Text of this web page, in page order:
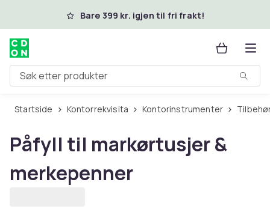
Hopp til hovedinnholdBare 399 kr. igjen til fri frakt!
Søk etter produkter
Startside Kontorrekvisita Kontorinstrumenter
Påfyll til markørtusjer &
merkepenner